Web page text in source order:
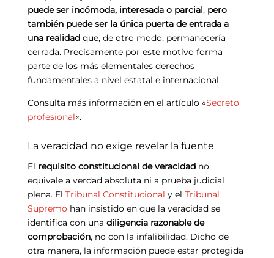
puede ser incómoda, interesada o parcial, pero
también puede ser la única puerta de entrada a
una realidad que, de otro modo, permanecería
cerrada. Precisamente por este motivo forma
parte de los más elementales derechos
fundamentales a nivel estatal e internacional.
Consulta más información en el artículo «Secreto
profesional«.
La veracidad no exige revelar la fuente
El requisito constitucional de veracidad no
equivale a verdad absoluta ni a prueba judicial
plena. El Tribunal Constitucional y el Tribunal
Supremohan insistido en que la veracidad se
identifica con una diligencia razonable de
comprobación, no con la infalibilidad. Dicho de
otra manera, la información puede estar protegida